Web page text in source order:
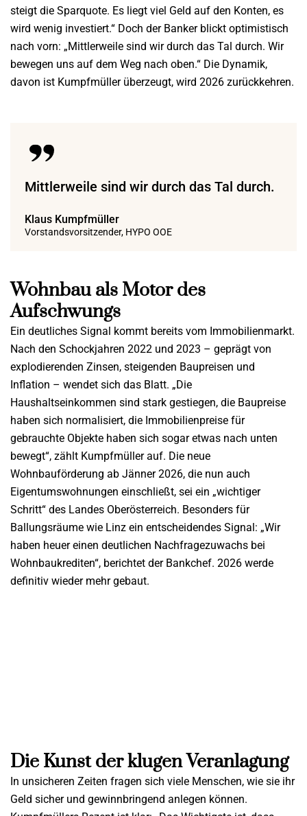
steigt die Sparquote. Es liegt viel Geld auf den Konten, es
wird wenig investiert.“ Doch der Banker blickt optimistisch
nach vorn: „Mittlerweile sind wir durch das Tal durch. Wir
bewegen uns auf dem Weg nach oben.“ Die Dynamik,
davon ist Kumpfmüller überzeugt, wird 2026 zurückkehren.
Mittlerweile sind wir durch das Tal durch.
Klaus Kumpfmüller
Vorstandsvorsitzender, HYPO OOE
Wohnbau als Motor des
Aufschwungs
Ein deutliches Signal kommt bereits vom Immobilienmarkt.
Nach den Schockjahren 2022 und 2023 – geprägt von
explodierenden Zinsen, steigenden Baupreisen und
Inflation – wendet sich das Blatt. „Die
Haushaltseinkommen sind stark gestiegen, die Baupreise
haben sich normalisiert, die Immobilienpreise für
gebrauchte Objekte haben sich sogar etwas nach unten
bewegt“, zählt Kumpfmüller auf. Die neue
Wohnbauförderung ab Jänner 2026, die nun auch
Eigentumswohnungen einschließt, sei ein „wichtiger
Schritt“ des Landes Oberösterreich. Besonders für
Ballungsräume wie Linz ein entscheidendes Signal: „Wir
haben heuer einen deutlichen Nachfragezuwachs bei
Wohnbaukrediten“, berichtet der Bankchef. 2026 werde
definitiv wieder mehr gebaut.
Die Kunst der klugen Veranlagung
In unsicheren Zeiten fragen sich viele Menschen, wie sie ihr
Geld sicher und gewinnbringend anlegen können.